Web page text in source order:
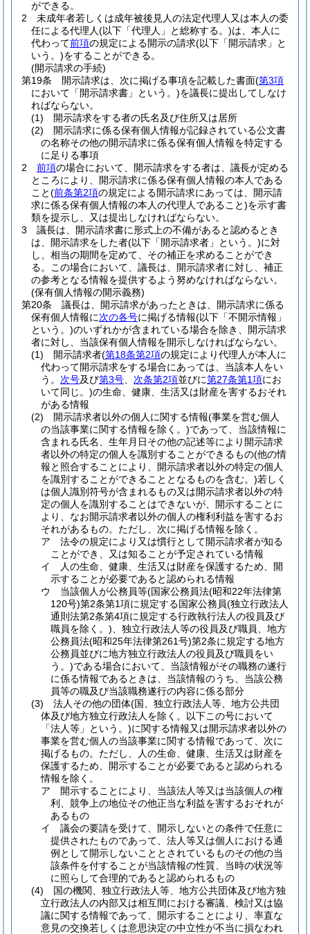
ができる。
2
未成年者若しくは成年被後見人の法定代理人又は本人の委
任による代理人(以下「代理人」と総称する。)は、本人に
代わって前項の規定による開示の請求(以下「開示請求」と
いう。)をすることができる。
(開示請求の手続)
第19条
開示請求は、次に掲げる事項を記載した書面(第3項
において「開示請求書」という。)を議長に提出してしなけ
ればならない。
(1)
開示請求をする者の氏名及び住所又は居所
(2)
開示請求に係る保有個人情報が記録されている公文書
の名称その他の開示請求に係る保有個人情報を特定する
に足りる事項
2
前項の場合において、開示請求をする者は、議長が定める
ところにより、開示請求に係る保有個人情報の本人である
こと(前条第2項の規定による開示請求にあっては、開示請
求に係る保有個人情報の本人の代理人であること)を示す書
類を提示し、又は提出しなければならない。
3
議長は、開示請求書に形式上の不備があると認めるとき
は、開示請求をした者(以下「開示請求者」という。)に対
し、相当の期間を定めて、その補正を求めることができ
る。
この場合において、議長は、開示請求者に対し、補正
の参考となる情報を提供するよう努めなければならない。
(保有個人情報の開示義務)
第20条
議長は、開示請求があったときは、開示請求に係る
保有個人情報に次の各号に掲げる情報(以下「不開示情報」
という。)のいずれかが含まれている場合を除き、開示請求
者に対し、当該保有個人情報を開示しなければならない。
(1)
開示請求者(第18条第2項の規定により代理人が本人に
代わって開示請求をする場合にあっては、当該本人をい
う。 次号及び第3号 次条第2項並びに第27条第1項にお
いて同じ。)の生命、健康、生活又は財産を害するおそれ
がある情報
(2)
開示請求者以外の個人に関する情報(事業を営む個人
の当該事業に関する情報を除く。)であって、当該情報に
含まれる氏名、生年月日その他の記述等により開示請求
者以外の特定の個人を識別することができるもの(他の情
報と照合することにより、開示請求者以外の特定の個人
を識別することができることとなるものを含む。)若しく
は個人識別符号が含まれるもの又は開示請求者以外の特
定の個人を識別することはできないが、開示することに
より、なお開示請求者以外の個人の権利利益を害するお
それがあるもの。 ただし、次に掲げる情報を除く。
ア
法令の規定により又は慣行として開示請求者が知る
ことができ、又は知ることが予定されている情報
イ
人の生命、健康、生活又は財産を保護するため、開
示することが必要であると認められる情報
ウ
当該個人が公務員等(国家公務員法(昭和22年法律第
120号)第2条第1項に規定する国家公務員(独立行政法人
通則法第2条第4項に規定する行政執行法人の役員及び
職員を除く。) 、独立行政法人等の役員及び職員、地方
公務員法(昭和25年法律第261号)第2条に規定する地方
公務員並びに地方独立行政法人の役員及び職員をい
う。)である場合において、当該情報がその職務の遂行
に係る情報であるときは、当該情報のうち、当該公務
員等の職及び当該職務遂行の内容に係る部分
(3)
法人その他の団体(国、独立行政法人等、地方公共団
体及び地方独立行政法人を除く。以下この号において
「法人等」という。)に関する情報又は開示請求者以外の
事業を営む個人の当該事業に関する情報であって、次に
掲げるもの。 ただし、人の生命、健康、生活又は財産を
保護するため、開示することが必要であると認められる
情報を除く。
ア
開示することにより、当該法人等又は当該個人の権
利、競争上の地位その他正当な利益を害するおそれが
あるもの
イ
議会の要請を受けて、開示しないとの条件で任意に
提供されたものであって、法人等又は個人における通
例として開示しないこととされているものその他の当
該条件を付することが当該情報の性質、当時の状況等
に照らして合理的であると認められるもの
(4)
国の機関、独立行政法人等、地方公共団体及び地方独
立行政法人の内部又は相互間における審議、検討又は協
議に関する情報であって、開示することにより、率直な
意見の交換若しくは意思決定の中立性が不当に損なわれ